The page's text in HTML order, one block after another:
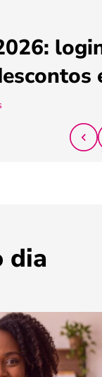
dia